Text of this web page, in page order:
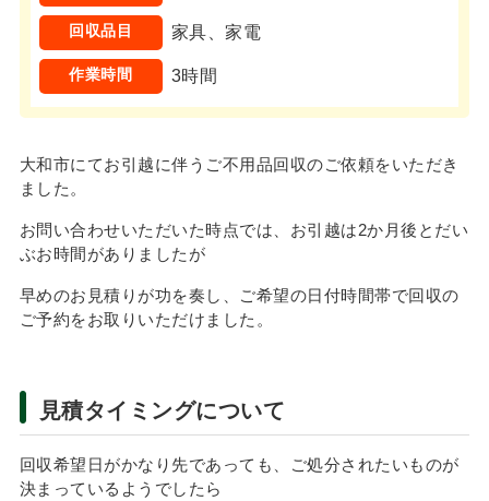
回収品目 家具、家電
作業時間 3時間
大和市にてお引越に伴うご不用品回収のご依頼をいただき
ました。
お問い合わせいただいた時点では、お引越は2か月後とだい
ぶお時間がありましたが
早めのお見積りが功を奏し、ご希望の日付時間帯で回収の
ご予約をお取りいただけました。
見積タイミングについて
回収希望日がかなり先であっても、ご処分されたいものが
決まっているようでしたら